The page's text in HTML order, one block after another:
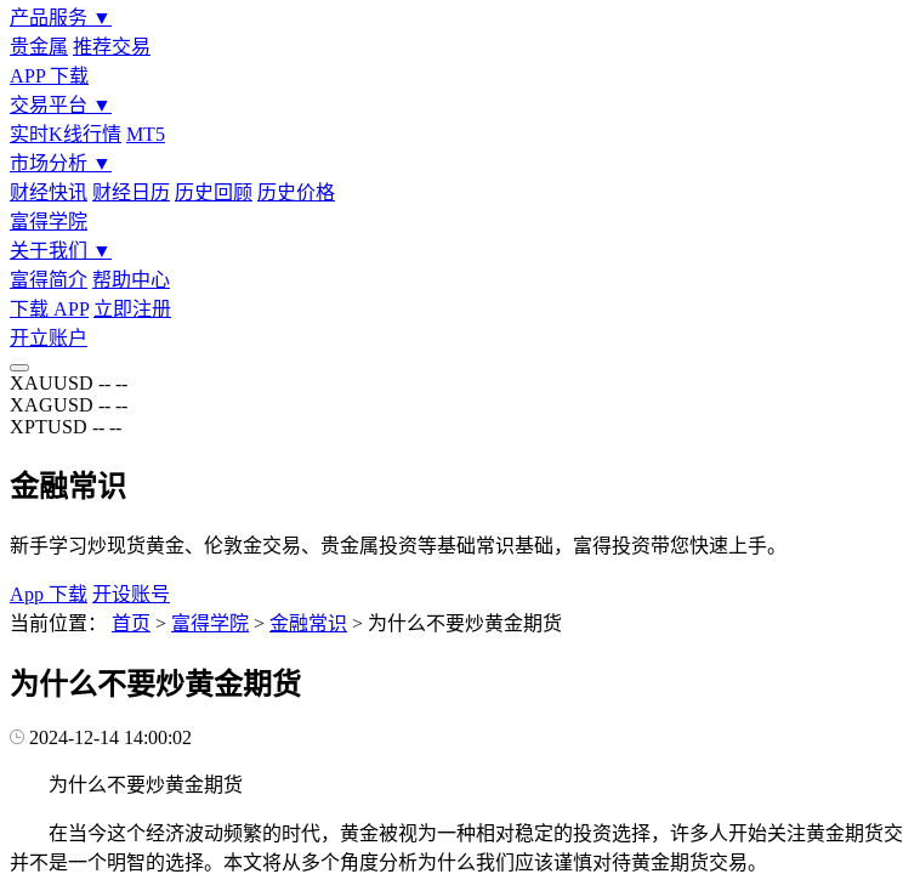
产品服务 ▼
贵金属 推荐交易
APP 下载
交易平台 ▼
实时K线行情 MT5
市场分析 ▼
财经快讯 财经日历 历史回顾 历史价格
富得学院
关于我们
▼
富得简介 帮助中心
下载 APP 立即注册
开立账户
XAUUSD -- --
XAGUSD -- --
XPTUSD -- --
金融常识
新手学习炒现货黄金、伦敦金交易、贵金属投资等基础常识基础，富得投资带您快速上手。
App 下载 开设账号
当前位置：
首页 > 富得学院 > 金融常识 > 为什么不要炒黄金期货
为什么不要炒黄金期货
2024-12-14 14:00:02
为什么不要炒黄金期货
在当今这个经济波动频繁的时代，黄金被视为一种相对稳定的投资选择，许多人开始关注黄金期
并不是一个明智的选择。本文将从多个角度分析为什么我们应该谨慎对待黄金期货交易。